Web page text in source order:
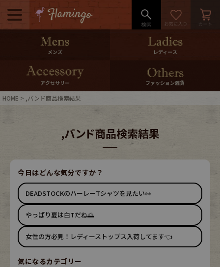
メニュー
500pt＆10％Offクーポンプレゼン
10％0ffクーポンプレゼント
LINE ID連携
マイページ
店舗紹介 特集一覧
ブランドから探す スタッフコーディネート
メンズ レディース
アクセサリー ファッション雑貨
HOME ,バンド商品検索結果
,バンド商品検索結果
今日はどんな気分ですか？
DEADSTOCKのハーレーTシャツを見たい👀
やっぱり夏は白Tだね🌅
女性の方必見！レディーストップス入荷してます👈
気になるカテゴリー